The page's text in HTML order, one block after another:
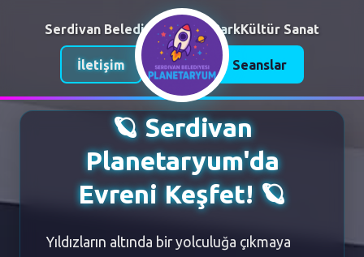
Serdivan BelediyesiTrafik ParkKültür Sanat
İletişim Galeri Seanslar
🪐 Serdivan
Planetaryum'da
Evreni Keşfet! 🪐
Yıldızların altında bir yolculuğa çıkmaya